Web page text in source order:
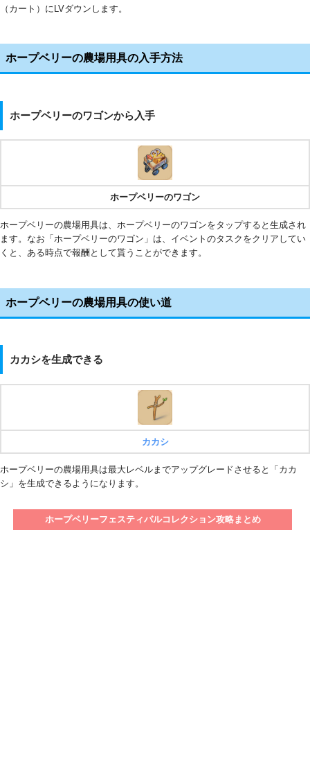
（カート）にLVダウンします。
ホープベリーの農場用具の入手方法
ホープベリーのワゴンから入手
ホープベリーのワゴン
ホープベリーの農場用具は、ホープベリーのワゴンをタップすると生成され
ます。なお「ホープベリーのワゴン」は、イベントのタスクをクリアしてい
くと、ある時点で報酬として貰うことができます。
ホープベリーの農場用具の使い道
カカシを生成できる
カカシ
ホープベリーの農場用具は最大レベルまでアップグレードさせると「カカ
シ」を生成できるようになります。
ホープベリーフェスティバルコレクション攻略まとめ